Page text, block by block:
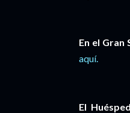
En el Gran
aquí.
El Huésped